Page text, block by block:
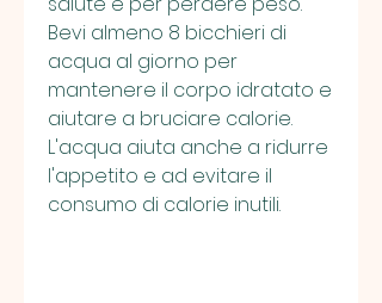
Bevi almeno 8 bicchieri di
acqua al giorno per
mantenere il corpo idratato e
aiutare a bruciare calorie.
L'acqua aiuta anche a ridurre
l'appetito e ad evitare il
consumo di calorie inutili.